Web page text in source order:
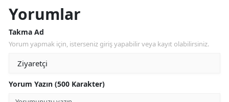
Yorumlar
Takma Ad
Yorum yapmak için, isterseniz giriş yapabilir veya kayıt olabilirsiniz.
Yorum Yazın (500 Karakter)